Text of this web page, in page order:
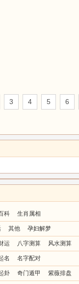
3 4 5 6
科 生肖属相
其他 孕妇解梦
运 八字测算 风水测算
名 名字配对
卦 奇门遁甲 紫薇排盘